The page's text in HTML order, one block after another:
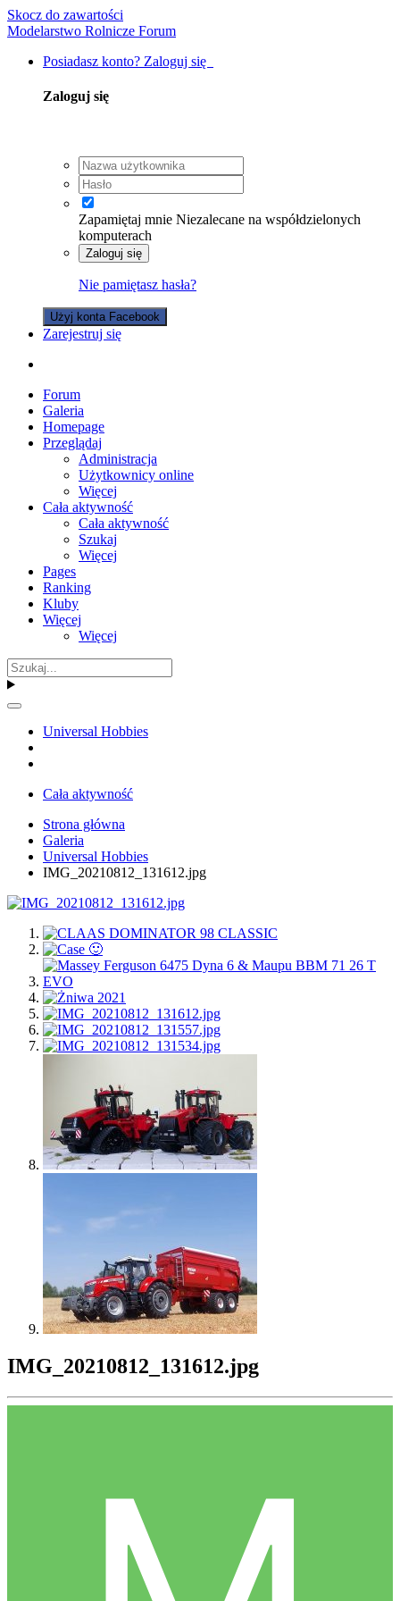
Skocz do zawartości
Modelarstwo Rolnicze Forum
Posiadasz konto? Zaloguj się
Zaloguj się
Zapamiętaj mnie Niezalecane na współdzielonych
komputerach
Zaloguj się
Nie pamiętasz hasła?
Użyj konta Facebook
Zarejestruj się
Forum
Galeria
Homepage
Przeglądaj
Administracja
Użytkownicy online
Więcej
Cała aktywność
Cała aktywność
Szukaj
Więcej
Pages
Ranking
Kluby
Więcej
Więcej
Universal Hobbies
Cała aktywność
Strona główna
Galeria
Universal Hobbies
IMG_20210812_131612.jpg
IMG_20210812_131612.jpg